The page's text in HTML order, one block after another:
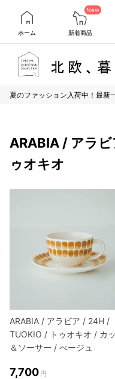
ホーム
New
新着商品
夏のファッション入荷中！最新
ARABIA / アラ
ゥオキオ
ARABIA / アラビア / 24H /
TUOKIO / トゥオキオ / カ
＆ソーサー / べージュ
7,700 円